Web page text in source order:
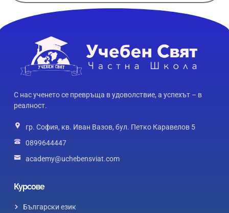
С нас ученето се превръща в удоволствие, а успехът – в
реалност.
гр. София, кв. Иван Вазов, бул. Петко Каравелов 5
0899644447
academy@uchebensviat.com
Курсове
Български език